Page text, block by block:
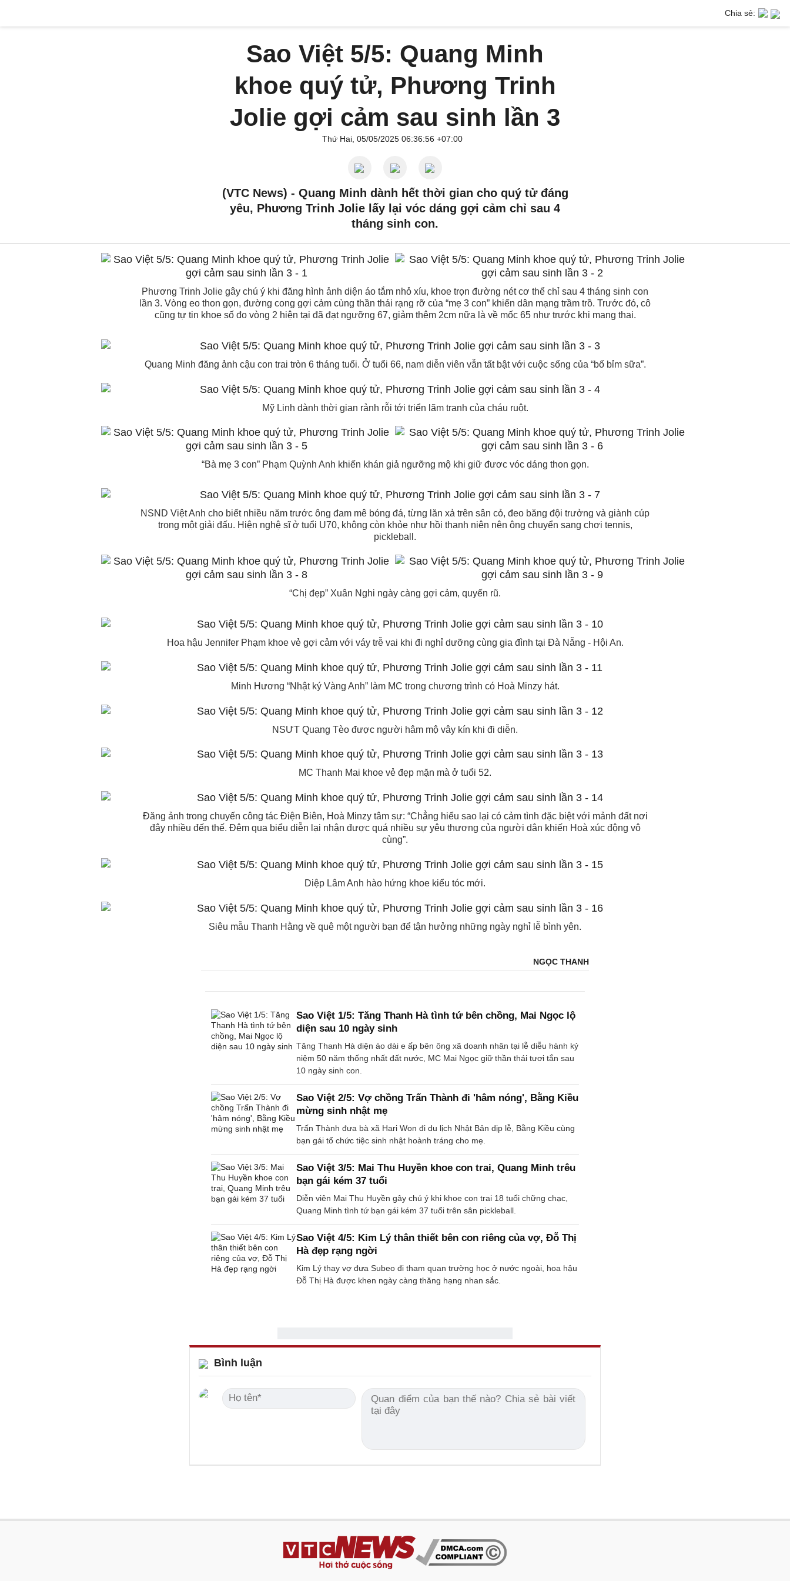
Chia sẻ:
Sao Việt 5/5: Quang Minh
khoe quý tử, Phương Trinh
Jolie gợi cảm sau sinh lần 3
Thứ Hai, 05/05/2025 06:36:56 +07:00
(VTC News) - Quang Minh dành hết thời gian cho quý tử đáng
yêu, Phương Trinh Jolie lấy lại vóc dáng gợi cảm chỉ sau 4
tháng sinh con.
Phương Trinh Jolie gây chú ý khi đăng hình ảnh diện áo tắm nhỏ xíu, khoe trọn đường nét cơ thể chỉ sau 4 tháng sinh con
lần 3. Vòng eo thon gọn, đường cong gợi cảm cùng thần thái rạng rỡ của “mẹ 3 con” khiến dân mạng trầm trồ. Trước đó, cô
cũng tự tin khoe số đo vòng 2 hiện tại đã đạt ngưỡng 67, giảm thêm 2cm nữa là về mốc 65 như trước khi mang thai.
Quang Minh đăng ảnh cậu con trai tròn 6 tháng tuổi. Ở tuổi 66, nam diễn viên vẫn tất bật với cuộc sống của “bố bỉm sữa”.
Mỹ Linh dành thời gian rảnh rỗi tới triển lãm tranh của cháu ruột.
“Bà mẹ 3 con” Phạm Quỳnh Anh khiến khán giả ngưỡng mộ khi giữ đươc vóc dáng thon gọn.
NSND Việt Anh cho biết nhiều năm trước ông đam mê bóng đá, từng lăn xả trên sân cỏ, đeo băng đội trưởng và giành cúp
trong một giải đấu. Hiện nghệ sĩ ở tuổi U70, không còn khỏe như hồi thanh niên nên ông chuyển sang chơi tennis,
pickleball.
“Chị đẹp” Xuân Nghi ngày càng gợi cảm, quyến rũ.
Hoa hậu Jennifer Phạm khoe vẻ gợi cảm với váy trễ vai khi đi nghỉ dưỡng cùng gia đình tại Đà Nẵng - Hội An.
Minh Hương “Nhật ký Vàng Anh” làm MC trong chương trình có Hoà Minzy hát.
NSƯT Quang Tèo được người hâm mộ vây kín khi đi diễn.
MC Thanh Mai khoe vẻ đẹp mặn mà ở tuổi 52.
Đăng ảnh trong chuyến công tác Điện Biên, Hoà Minzy tâm sự: “Chẳng hiểu sao lại có cảm tình đặc biệt với mảnh đất nơi
đây nhiều đến thế. Đêm qua biểu diễn lại nhận được quá nhiều sự yêu thương của người dân khiến Hoà xúc động vô
cùng”.
Diệp Lâm Anh hào hứng khoe kiểu tóc mới.
Siêu mẫu Thanh Hằng về quê một người bạn để tận hưởng những ngày nghỉ lễ bình yên.
NGỌC THANH
Sao Việt 1/5: Tăng Thanh Hà tình tứ bên chồng, Mai Ngọc lộ
diện sau 10 ngày sinh
Tăng Thanh Hà diện áo dài e ấp bên ông xã doanh nhân tại lễ diễu hành kỷ
niệm 50 năm thống nhất đất nước, MC Mai Ngọc giữ thần thái tươi tắn sau
10 ngày sinh con.
Sao Việt 2/5: Vợ chồng Trấn Thành đi 'hâm nóng', Bằng Kiều
mừng sinh nhật mẹ
Trấn Thành đưa bà xã Hari Won đi du lịch Nhật Bản dịp lễ, Bằng Kiều cùng
bạn gái tổ chức tiệc sinh nhật hoành tráng cho mẹ.
Sao Việt 3/5: Mai Thu Huyền khoe con trai, Quang Minh trêu
bạn gái kém 37 tuổi
Diễn viên Mai Thu Huyền gây chú ý khi khoe con trai 18 tuổi chững chạc,
Quang Minh tình tứ bạn gái kém 37 tuổi trên sân pickleball.
Sao Việt 4/5: Kim Lý thân thiết bên con riêng của vợ, Đỗ Thị
Hà đẹp rạng ngời
Kim Lý thay vợ đưa Subeo đi tham quan trường học ở nước ngoài, hoa hậu
Đỗ Thị Hà được khen ngày càng thăng hạng nhan sắc.
Bình luận